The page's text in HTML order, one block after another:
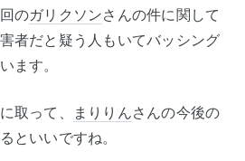
のガリクソンさんの件に関して
者だと疑う人もいてバッシング
ます。
取って、 まりりんさんの今後の
といいですね。